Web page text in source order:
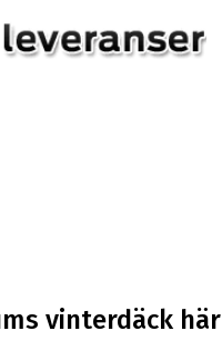
vinterdäck här